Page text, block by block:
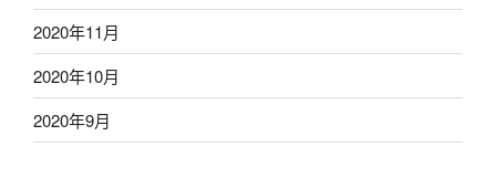
2020年11月
2020年10月
2020年9月